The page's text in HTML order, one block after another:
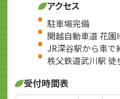
アクセス
駐車場完備
関越自動車道 花
JR深谷駅から車で
秩父鉄道武川駅 徒
受付時間表